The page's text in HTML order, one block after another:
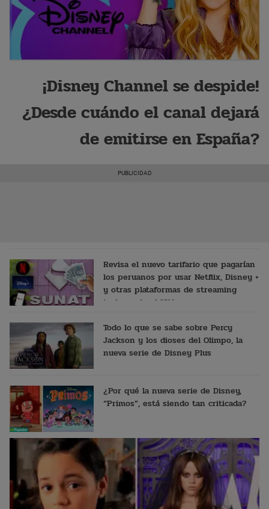
¡Disney Channel se despide!
¿Desde cuándo el canal dejará
de emitirse en España?
Revisa el nuevo tarifario que pagarían
los peruanos por usar Netflix, Disney +
y otras plataformas de streaming
incluyendo el IGV
Todo lo que se sabe sobre Percy
Jackson y los dioses del Olimpo, la
nueva serie de Disney Plus
¿Por qué la nueva serie de Disney,
“Primos”, está siendo tan criticada?